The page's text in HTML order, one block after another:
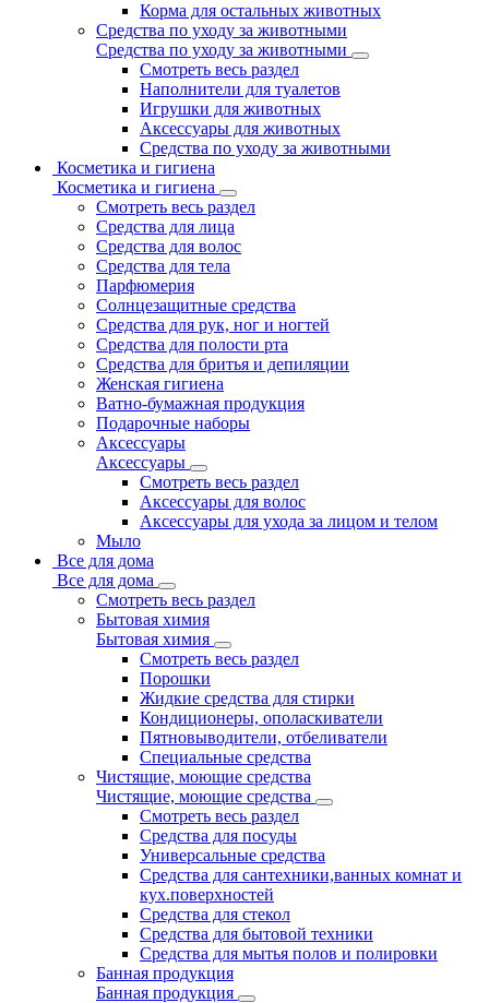
Корма для остальных животных
Средства по уходу за животными
Средства по уходу за животными
Смотреть весь раздел
Наполнители для туалетов
Игрушки для животных
Аксессуары для животных
Средства по уходу за животными
Косметика и гигиена
Косметика и гигиена
Смотреть весь раздел
Средства для лица
Средства для волос
Средства для тела
Парфюмерия
Солнцезащитные средства
Средства для рук, ног и ногтей
Средства для полости рта
Средства для бритья и депиляции
Женская гигиена
Ватно-бумажная продукция
Подарочные наборы
Аксессуары
Аксессуары
Смотреть весь раздел
Аксессуары для волос
Аксессуары для ухода за лицом и телом
Мыло
Все для дома
Все для дома
Смотреть весь раздел
Бытовая химия
Бытовая химия
Смотреть весь раздел
Порошки
Жидкие средства для стирки
Кондиционеры, ополаскиватели
Пятновыводители, отбеливатели
Специальные средства
Чистящие, моющие средства
Чистящие, моющие средства
Смотреть весь раздел
Средства для посуды
Универсальные средства
Средства для сантехники,ванных комнат и
кух.поверхностей
Средства для стекол
Средства для бытовой техники
Средства для мытья полов и полировки
Банная продукция
Банная продукция